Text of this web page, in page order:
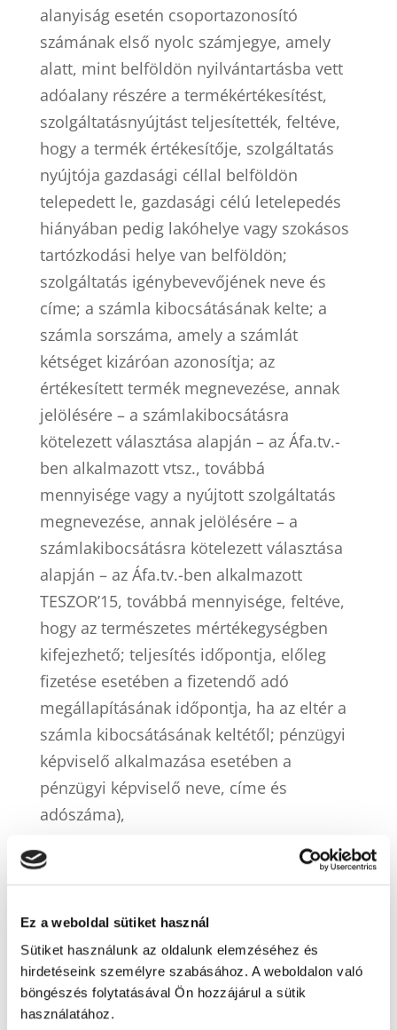
Ez a weboldal sütiket használ
Sütiket használunk az oldalunk elemzéséhez és
hirdetéseink személyre szabásához. A weboldalon való
böngészés folytatásával Ön hozzájárul a sütik
használatához.
alanyiság esetén csoportazonosító
számának első nyolc számjegye, amely
alatt, mint belföldön nyilvántartásba vett
adóalany részére a termékértékesítést,
szolgáltatásnyújtást teljesítették, feltéve,
hogy a termék értékesítője, szolgáltatás
nyújtója gazdasági céllal belföldön
telepedett le, gazdasági célú letelepedés
hiányában pedig lakóhelye vagy szokásos
tartózkodási helye van belföldön;
szolgáltatás igénybevevőjének neve és
címe; a számla kibocsátásának kelte; a
számla sorszáma, amely a számlát
kétséget kizáróan azonosítja; az
értékesített termék megnevezése, annak
jelölésére – a számlakibocsátásra
kötelezett választása alapján – az Áfa.tv.-
ben alkalmazott vtsz., továbbá
mennyisége vagy a nyújtott szolgáltatás
megnevezése, annak jelölésére – a
számlakibocsátásra kötelezett választása
alapján – az Áfa.tv.-ben alkalmazott
TESZOR’15, továbbá mennyisége, feltéve,
hogy az természetes mértékegységben
kifejezhető; teljesítés időpontja, előleg
fizetése esetében a fizetendő adó
megállapításának időpontja, ha az eltér a
számla kibocsátásának keltétől; pénzügyi
képviselő alkalmazása esetében a
pénzügyi képviselő neve, címe és
adószáma),
o
számlával egy tekintet alá eső
okirat (Áfa. tv. 170. §) esetén: az okirat
azonosítja; hivatkozás arra a számlára,
amelynek adattartalmát az okirat
módosítja; a számla adatának